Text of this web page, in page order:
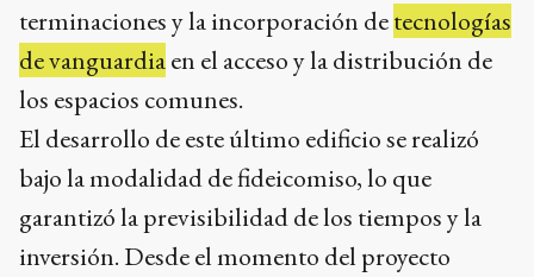
terminaciones y la incorporación detecnologías
de vanguardiaen el acceso y la distribución de
los espacios comunes.
El desarrollo de este último edificio se realizó
bajo la modalidad de fideicomiso, lo que
garantizó la previsibilidad de los tiempos y la
inversión. Desde el momento del proyecto